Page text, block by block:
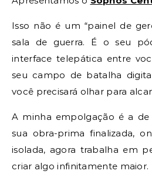
Isso não é um “painel de
sala de guerra. É o seu
interface telepática entre
seu campo de batalha
você precisará olhar para
A minha empolgação é a
sua obra-prima finalizada,
isolada, agora trabalha em
criar algo infinitamente maior.